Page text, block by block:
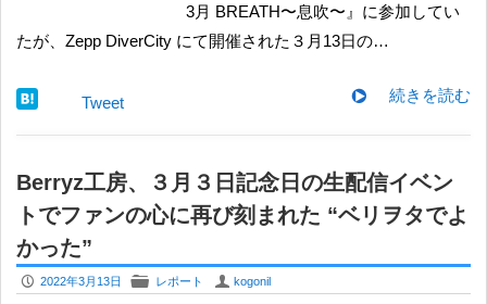
3月 BREATH〜息吹〜』に参加してい
たが、Zepp DiverCity にて開催された３月13日の…
続きを読む
Tweet
Berryz工房、３月３日記念日の生配信イベン
トでファンの心に再び刻まれた “ベリヲタでよ
かった”
P 2022年3月13日 F レポート U kogonil